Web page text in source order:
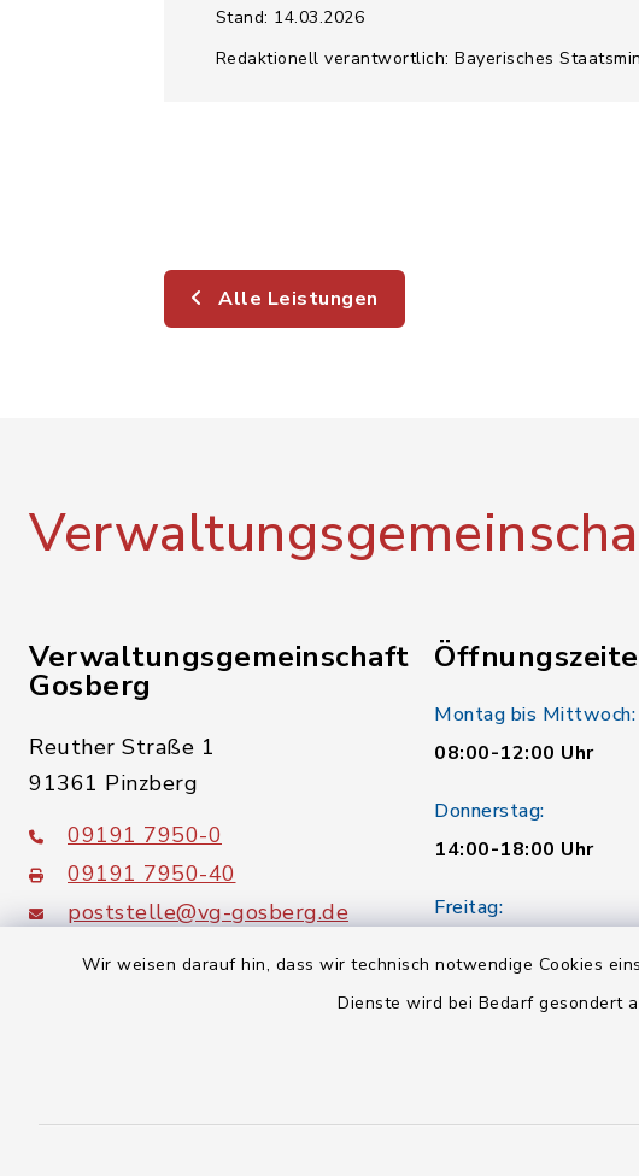
Wir weisen darauf hin, dass wir technisch notwendige Cookies
Dienste wird bei Bedarf gesondert
Stand: 14.03.2026
Redaktionell verantwortlich: Bayerisches
Alle Leistungen
Verwaltungsgemeinschaft
Gosberg
Reuther Straße 1
91361 Pinzberg
09191 7950-0
09191 7950-40
poststelle@vg-gosberg.de
Montag bis Mittwoch:
08:00-12:00 Uhr
Donnerstag:
14:00-18:00 Uhr
Freitag: